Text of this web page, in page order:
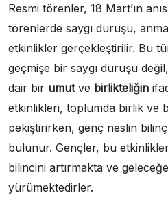
Resmi törenler, 18 Mart’ın
törenlerde saygı duruşu,
etkinlikler gerçekleştirilir. Bu
geçmişe bir saygı duruşu
dair bir umutve birlikteliğin
etkinlikleri, toplumda birlik ve
pekiştirirken, genç neslin
bulunur. Gençler, bu
bilincini artırmakta ve
yürümektedirler.